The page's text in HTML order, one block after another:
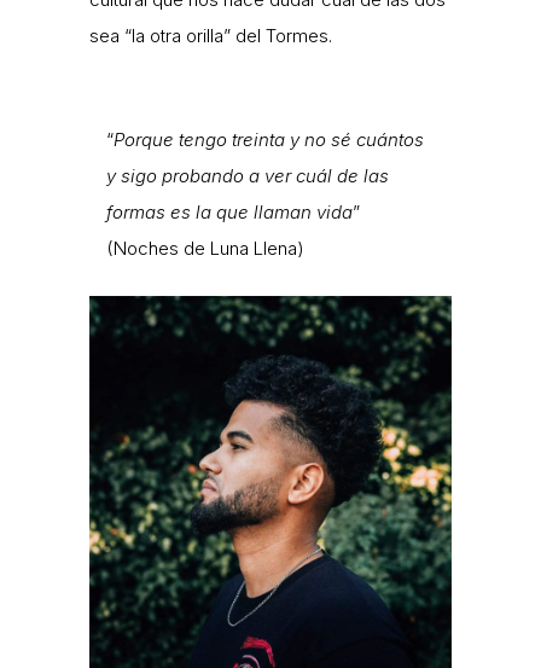
sea “la otra orilla” del Tormes.
“Porque tengo treinta y no sé cuántos
y sigo probando a ver cuál de las
formas es la que llaman vida”
(Noches de Luna Llena)